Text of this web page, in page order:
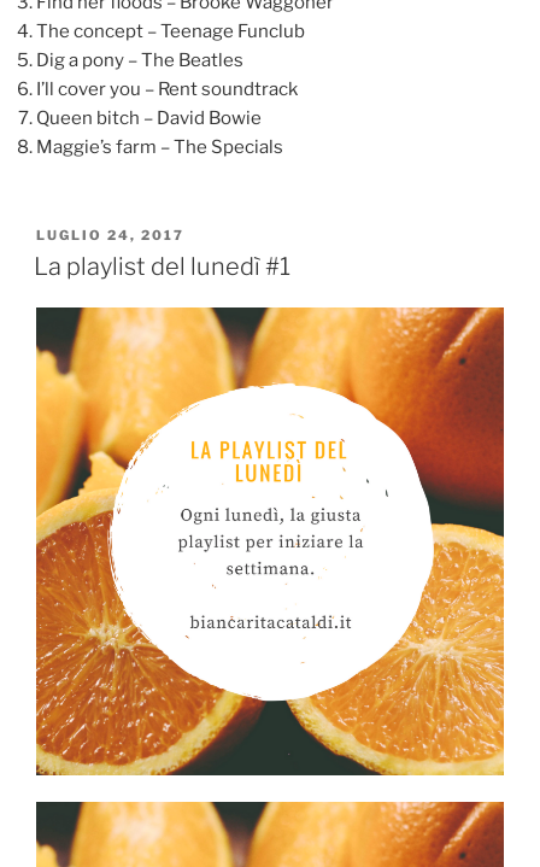
The concept – Teenage Funclub
Dig a pony – The Beatles
I’ll cover you – Rent soundtrack
Queen bitch – David Bowie
Maggie’s farm – The Specials
PUBBLICATO
IL
LUGLIO 24, 2017
La playlist del lunedì #1